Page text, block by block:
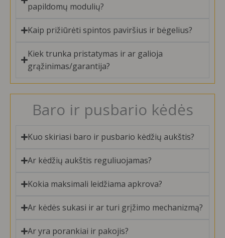
papildomų modulių?
Kaip prižiūrėti spintos paviršius ir bėgelius?
Kiek trunka pristatymas ir ar galioja
grąžinimas/garantija?
Baro ir pusbario kėdės
Kuo skiriasi baro ir pusbario kėdžių aukštis?
Ar kėdžių aukštis reguliuojamas?
Kokia maksimali leidžiama apkrova?
Ar kėdės sukasi ir ar turi grįžimo mechanizmą?
Ar yra porankiai ir pakojis?